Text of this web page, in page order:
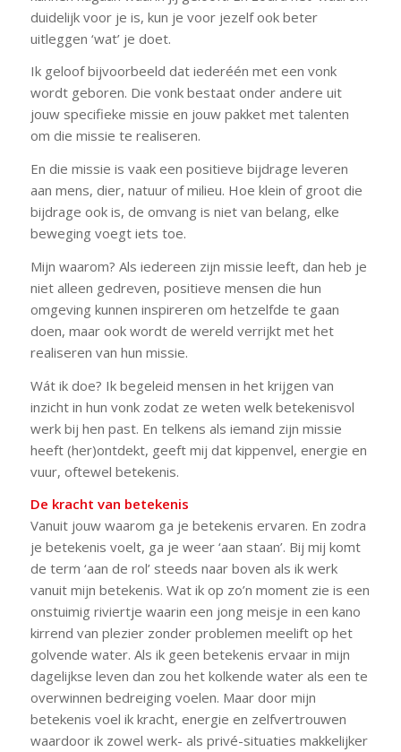
duidelijk voor je is, kun je voor jezelf ook beter
uitleggen ‘wat’ je doet.
Ik geloof bijvoorbeeld dat iederéén met een vonk
wordt geboren. Die vonk bestaat onder andere uit
jouw specifieke missie en jouw pakket met talenten
om die missie te realiseren.
En die missie is vaak een positieve bijdrage leveren
aan mens, dier, natuur of milieu. Hoe klein of groot die
bijdrage ook is, de omvang is niet van belang, elke
beweging voegt iets toe.
Mijn waarom? Als iedereen zijn missie leeft, dan heb je
niet alleen gedreven, positieve mensen die hun
omgeving kunnen inspireren om hetzelfde te gaan
doen, maar ook wordt de wereld verrijkt met het
realiseren van hun missie.
Wát ik doe? Ik begeleid mensen in het krijgen van
inzicht in hun vonk zodat ze weten welk betekenisvol
werk bij hen past. En telkens als iemand zijn missie
heeft (her)ontdekt, geeft mij dat kippenvel, energie en
vuur, oftewel betekenis.
De kracht van betekenis
Vanuit jouw waarom ga je betekenis ervaren. En zodra
je betekenis voelt, ga je weer ‘aan staan’. Bij mij komt
de term ‘aan de rol’ steeds naar boven als ik werk
vanuit mijn betekenis. Wat ik op zo’n moment zie is een
onstuimig riviertje waarin een jong meisje in een kano
kirrend van plezier zonder problemen meelift op het
golvende water. Als ik geen betekenis ervaar in mijn
dagelijkse leven dan zou het kolkende water als een te
overwinnen bedreiging voelen. Maar door mijn
betekenis voel ik kracht, energie en zelfvertrouwen
waardoor ik zowel werk- als privé-situaties makkelijker